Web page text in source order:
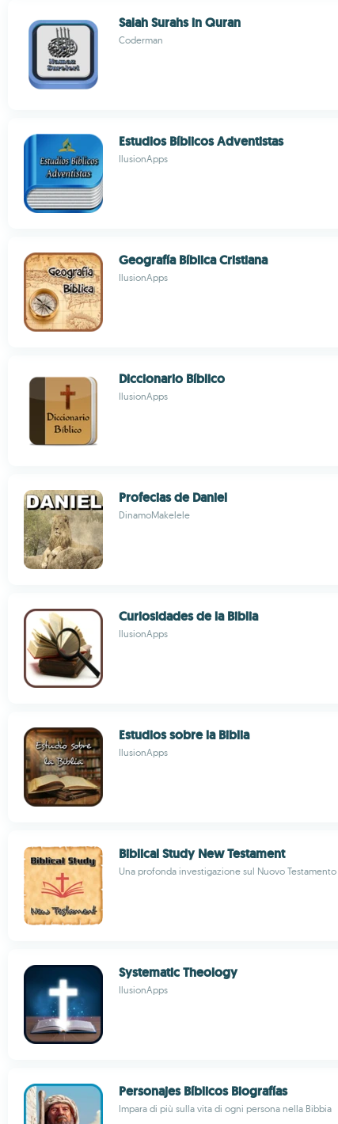
Salah Surahs in Quran
Coderman
Estudios Bíblicos Adventistas
IlusionApps
Geografía Bíblica Cristiana
IlusionApps
Diccionario Bíblico
IlusionApps
Profecias de Daniel
DinamoMakelele
Curiosidades de la Biblia
IlusionApps
Estudios sobre la Biblia
IlusionApps
Biblical Study New Testament
Una profonda investigazione sul Nuovo Testamento
Systematic Theology
IlusionApps
Personajes Bíblicos Biografías
Impara di più sulla vita di ogni persona nella Bibbia